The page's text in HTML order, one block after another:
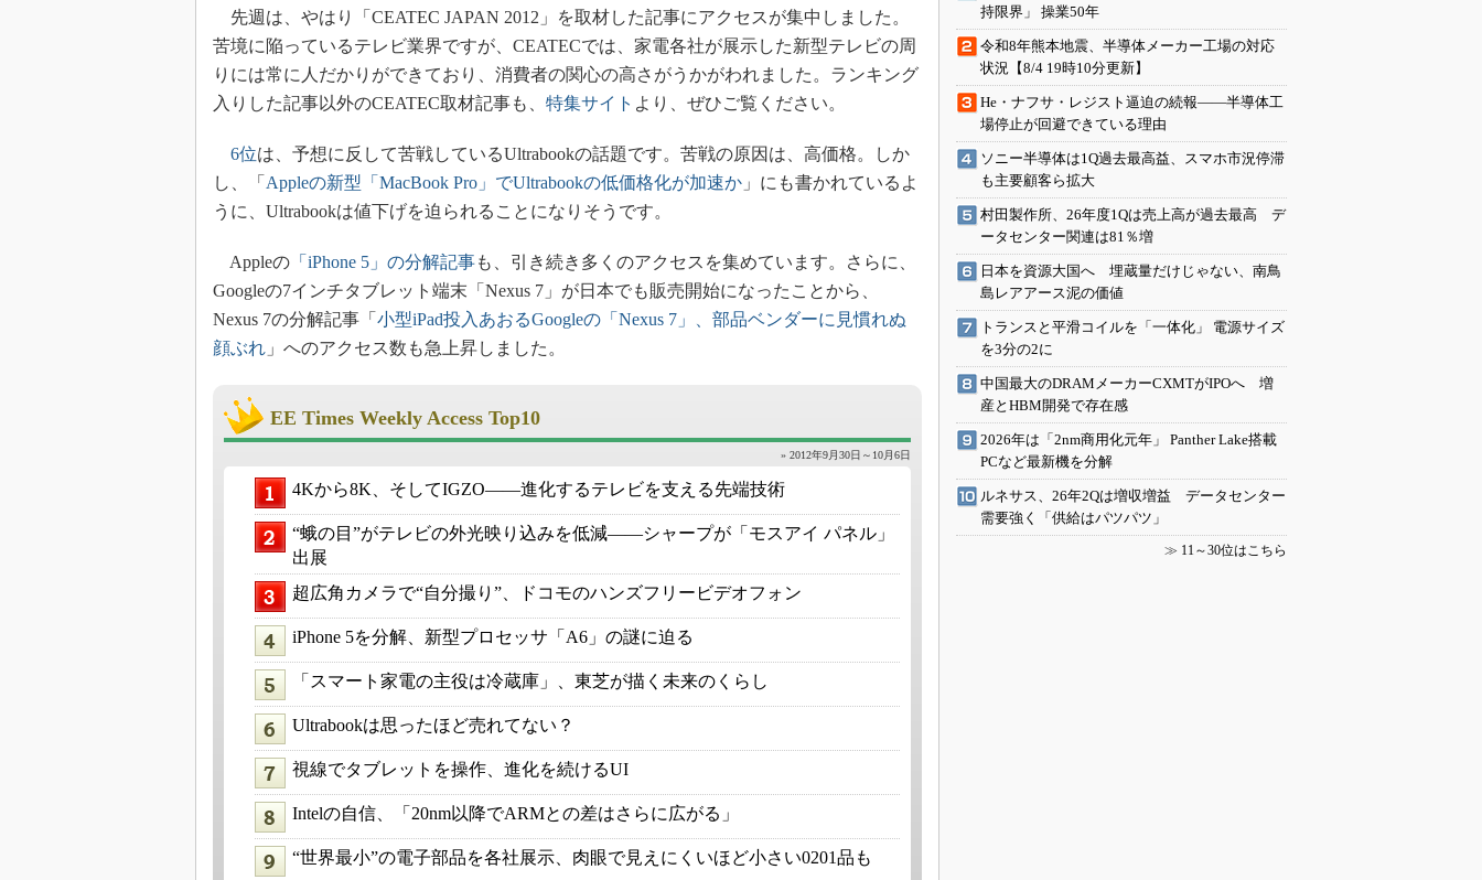
イノベーションは日本を救うのか
JASA発IoT通信
IHSアナリスト「未来展望」
ための新行動論
先週は、やはり「CEATEC JAPAN 2012」を取材した記事にアクセスが集中しました。
苦境に陥っているテレビ業界ですが、CEATECでは、家電各社が展示した新型テレビの周
りには常に人だかりができており、消費者の関心の高さがうかがわれました。ランキング
入りした記事以外のCEATEC取材記事も、 特集サイト より、ぜひご覧ください。
6位は、予想に反して苦戦しているUltrabookの話題です。苦戦の原因は、高価格。しか
し、「 Appleの新型「MacBook Pro」でUltrabookの低価格化が加速か 」にも書かれているよ
うに、Ultrabookは値下げを迫られることになりそうです。
Appleの 「iPhone 5」の分解記事も、引き続き多くのアクセスを集めています。さらに、
Googleの7インチタブレット端末「Nexus 7」が日本でも販売開始になったことから、
Nexus 7の分解記事「 小型iPad投入あおるGoogleの「Nexus 7」、部品ベンダーに見慣れぬ
顔ぶれ 」へのアクセス数も急上昇しました。
EE Times Weekly Access Top10
» 2012年9月30日～10月6日
4Kから8K、そしてIGZO――進化するテレビを支える先端技術
“蛾の目”がテレビの外光映り込みを低減――シャープが「モスアイ パネル」
出展
超広角カメラで“自分撮り”、ドコモのハンズフリービデオフォン
iPhone 5を分解、新型プロセッサ「A6」の謎に迫る
「スマート家電の主役は冷蔵庫」、東芝が描く未来のくらし
Ultrabookは思ったほど売れてない？
視線でタブレットを操作、進化を続けるUI
Intelの自信、「20nm以降でARMとの差はさらに広がる」
“世界最小”の電子部品を各社展示、肉眼で見えにくいほど小さい0201品も
持限界」 操業50年
令和8年熊本地震、半導体メーカー工場の対応
状況【8/4 19時10分更新】
He・ナフサ・レジスト逼迫の続報――半導体工
場停止が回避できている理由
ソニー半導体は1Q過去最高益、スマホ市況停滞
も主要顧客ら拡大
村田製作所、26年度1Qは売上高が過去最高 デ
ータセンター関連は81％増
日本を資源大国へ 埋蔵量だけじゃない、南鳥
島レアアース泥の価値
トランスと平滑コイルを「一体化」 電源サイズ
を3分の2に
中国最大のDRAMメーカーCXMTがIPOへ 増
産とHBM開発で存在感
2026年は「2nm商用化元年」 Panther Lake搭載
PCなど最新機を分解
ルネサス、26年2Qは増収増益 データセンター
需要強く「供給はパツパツ」
≫ 11～30位はこちら